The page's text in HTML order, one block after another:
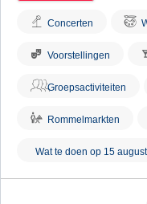
Concerten
Voorstellingen
Groepsactiviteiten
Rommelmarkten
Wat te doen op 15